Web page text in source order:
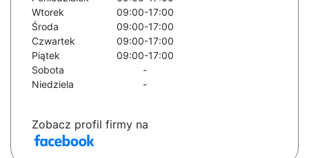
Wtorek
09:00-17:00
Środa
09:00-17:00
Czwartek
09:00-17:00
Piątek
09:00-17:00
Sobota
-
Niedziela
-
Zobacz profil firmy na